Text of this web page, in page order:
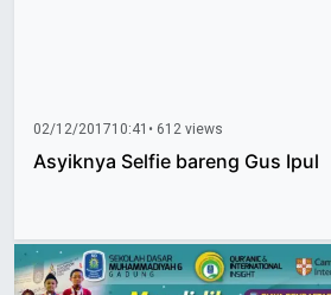
02/12/201710:41 • 612 views
Asyiknya Selfie bareng Gus Ipul